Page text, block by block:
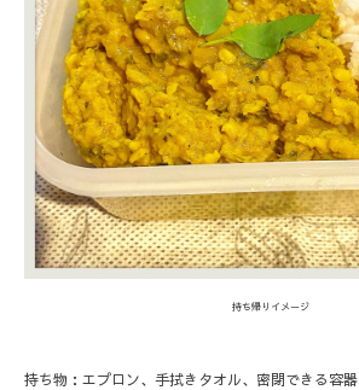
持ち帰りイメージ
持ち物：エプロン、手拭きタオル、密閉できる容器